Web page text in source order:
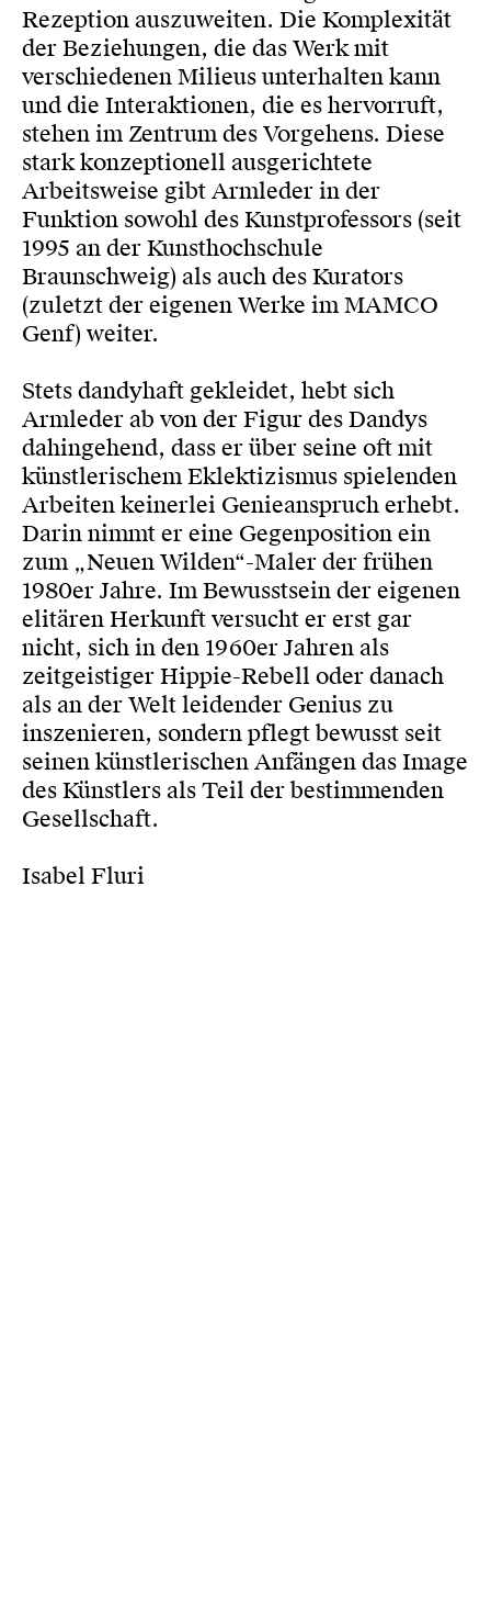
Rezeption auszuweiten. Die Komplexität
der Beziehungen, die das Werk mit
verschiedenen Milieus unterhalten kann
und die Interaktionen, die es hervorruft,
stehen im Zentrum des Vorgehens. Diese
stark konzeptionell ausgerichtete
Arbeitsweise gibt Armleder in der
Funktion sowohl des Kunstprofessors (seit
1995 an der Kunsthochschule
Braunschweig) als auch des Kurators
(zuletzt der eigenen Werke im MAMCO
Genf) weiter.
Stets dandyhaft gekleidet, hebt sich
Armleder ab von der Figur des Dandys
dahingehend, dass er über seine oft mit
künstlerischem Eklektizismus spielenden
Arbeiten keinerlei Genieanspruch erhebt.
Darin nimmt er eine Gegenposition ein
zum „Neuen Wilden“-Maler der frühen
1980er Jahre. Im Bewusstsein der eigenen
elitären Herkunft versucht er erst gar
nicht, sich in den 1960er Jahren als
zeitgeistiger Hippie-Rebell oder danach
als an der Welt leidender Genius zu
inszenieren, sondern pflegt bewusst seit
seinen künstlerischen Anfängen das Image
des Künstlers als Teil der bestimmenden
Gesellschaft.
Isabel Fluri